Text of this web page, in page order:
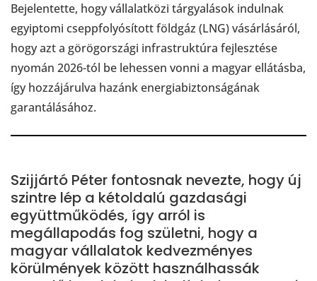
Bejelentette, hogy vállalatközi tárgyalások indulnak
egyiptomi cseppfolyósított földgáz (LNG) vásárlásáról,
hogy azt a görögországi infrastruktúra fejlesztése
nyomán 2026-tól be lehessen vonni a magyar ellátásba,
így hozzájárulva hazánk energiabiztonságának
garantálásához.
Szijjártó Péter fontosnak nevezte, hogy új
szintre lép a kétoldalú gazdasági
együttműködés, így arról is
megállapodás fog születni, hogy a
magyar vállalatok kedvezményes
körülmények között használhassák